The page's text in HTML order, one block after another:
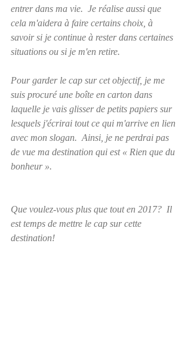
entrer dans ma vie.  Je réalise aussi que
cela m'aidera à faire certains choix, à
savoir si je continue à rester dans certaines
situations ou si je m'en retire.
Pour garder le cap sur cet objectif, je me
suis procuré une boîte en carton dans
laquelle je vais glisser de petits papiers sur
lesquels j'écrirai tout ce qui m'arrive en lien
avec mon slogan.  Ainsi, je ne perdrai pas
de vue ma destination qui est « Rien que du
bonheur ».
Que voulez-vous plus que tout en 2017?  Il
est temps de mettre le cap sur cette
destination!